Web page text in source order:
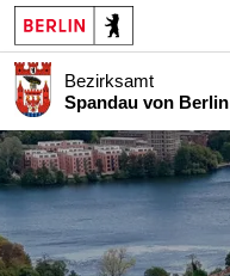
Bezirksamt
Spandau von Berlin